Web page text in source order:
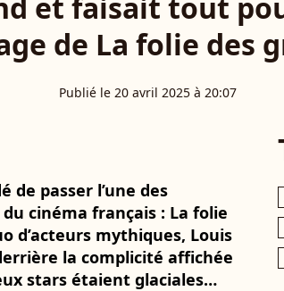
de La folie des
Publié le 20 avril 2025 à 20:07
de passer l’une des
cinéma français : La folie
d’acteurs mythiques, Louis
la complicité affichée
stars étaient glaciales…